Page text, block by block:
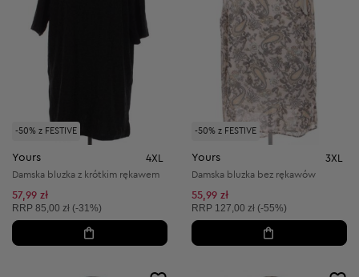
-50% z FESTIVE
Yours 4XL
Damska bluzka z krótkim rękawem
57,99 zł
Cena sugerowana:
RRP 85,00 zł (-31%)
-50% z FESTIVE
Yours 3XL
Damska bluzka bez rękawów
55,99 zł
Cena sugerowana:
RRP 127,00 zł (-55%)